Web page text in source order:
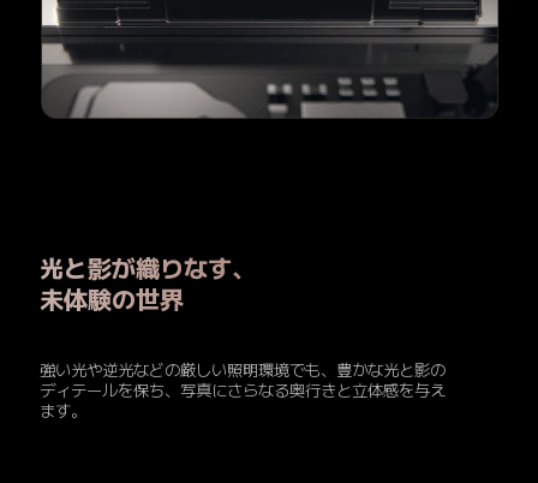
光と影が織りなす、
未体験の世界
強い光や逆光などの厳しい照明環境でも、豊かな光と影の
ディテールを保ち、写真にさらなる奥行きと立体感を与え
ます。